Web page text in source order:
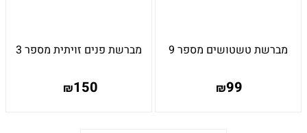
מברשת טשטושים מספר 9
₪99
מברשת פנים זויתית מספר 3
₪150